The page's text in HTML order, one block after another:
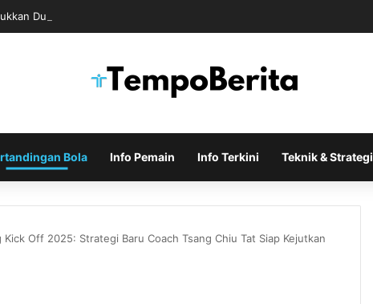
Dukungan untuk Infantino Usai Rapat Krisis di Maroko
Bola Info Pemain Info Terkini Teknik & Strategi
Off 2025: Strategi Baru Coach Tsang Chiu Tat Siap Kejutkan